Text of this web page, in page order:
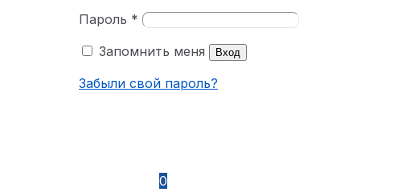
Пароль *
Запомнить меня
Вход
Забыли свой пароль?
0